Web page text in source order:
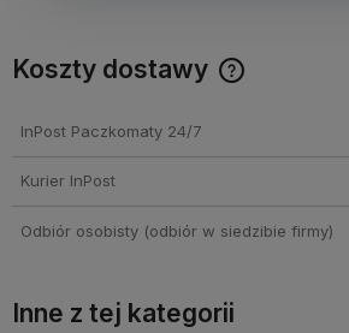
Koszty dostawy
InPost Paczkomaty 24/7
Kurier InPost
Odbiór osobisty(odbiór w siedzibie firmy)
Inne z tej kategorii